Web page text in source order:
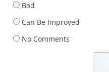
Bad
Can Be Improved
No Comments